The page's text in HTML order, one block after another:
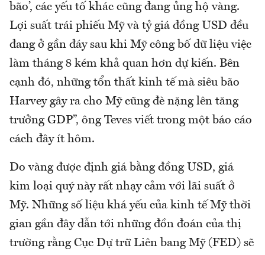
bão’, các yếu tố khác cũng đang ủng hộ vàng.
Lợi suất trái phiếu Mỹ và tỷ giá đồng USD đều
đang ở gần đáy sau khi Mỹ công bố dữ liệu việc
làm tháng 8 kém khả quan hơn dự kiến. Bên
cạnh đó, những tổn thất kinh tế mà siêu bão
Harvey gây ra cho Mỹ cũng đè nặng lên tăng
trưởng GDP”, ông Teves viết trong một báo cáo
cách đây ít hôm.
Do vàng được định giá bằng đồng USD, giá
kim loại quý này rất nhạy cảm với lãi suất ở
Mỹ. Những số liệu khá yếu của kinh tế Mỹ thời
gian gần đây dẫn tới những đồn đoán của thị
trường rằng Cục Dự trữ Liên bang Mỹ (FED) sẽ